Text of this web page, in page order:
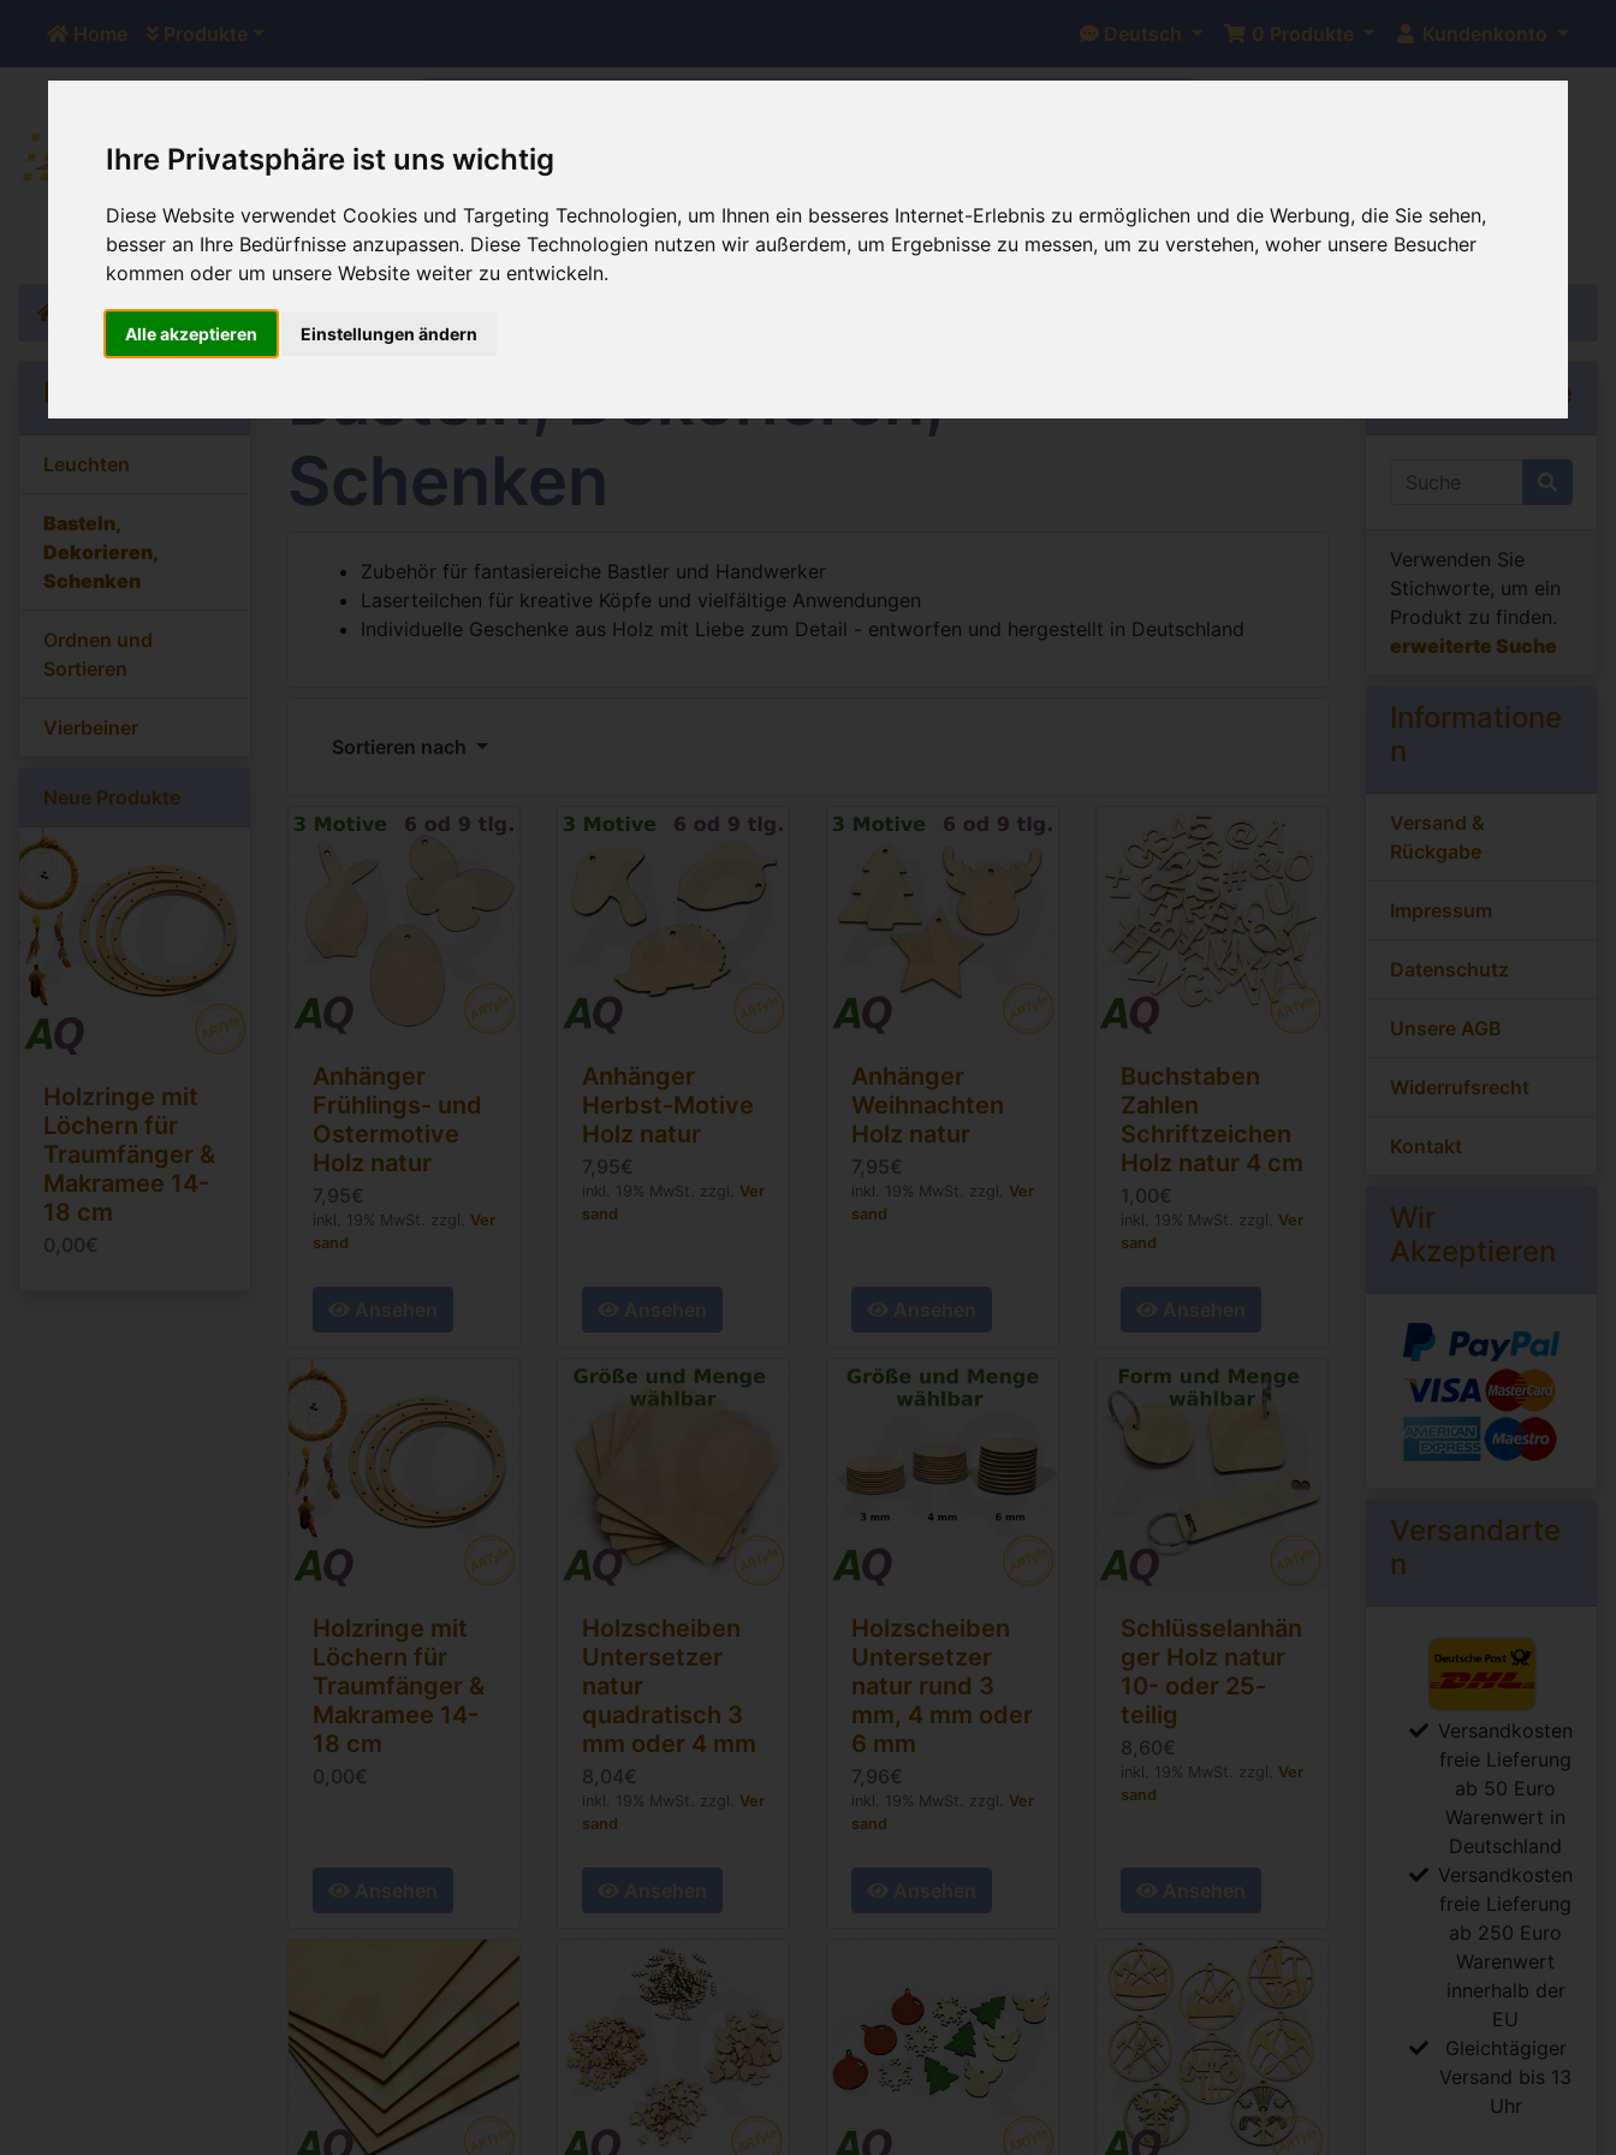
Ihre Privatsphäre ist uns wichtig
Diese Website verwendet Cookies und Targeting Technologien, um Ihnen ein besseres Internet-Erlebnis zu ermöglichen und die Werbung, die Sie sehen,
besser an Ihre Bedürfnisse anzupassen. Diese Technologien nutzen wir außerdem, um Ergebnisse zu messen, um zu verstehen, woher unsere Besucher
kommen oder um unsere Website weiter zu entwickeln.
Alle akzeptieren Einstellungen ändern
Home Produkte Deutsch 0 Produkte Kundenkonto
Weiteres bearbeitet.
HomeKatalog Basteln, Dekorieren, Schenken
Basteln, Dekorieren,
Schenken
Zubehör für fantasiereiche Bastler und Handwerker
Laserteilchen für kreative Köpfe und vielfältige Anwendungen
Individuelle Geschenke aus Holz mit Liebe zum Detail - entworfen und hergestellt in Deutschland
Sortieren nach
Anhänger
Frühlings- und
Ostermotive
Holz natur
7,95€
inkl. 19% MwSt. zzgl. Ver
sand
Ansehen
Anhänger
Herbst-Motive
Holz natur
7,95€
inkl. 19% MwSt. zzgl. Ver
sand
Ansehen
Anhänger
Weihnachten
Holz natur
7,95€
inkl. 19% MwSt. zzgl. Ver
sand
Ansehen
Buchstaben
Zahlen
Schriftzeichen
Holz natur 4 cm
1,00€
inkl. 19% MwSt. zzgl. Ver
sand
Ansehen
Holzringe mit
Löchern für
Traumfänger &
Makramee 14-
18 cm
0,00€
Ansehen
Holzscheiben
Untersetzer
natur
quadratisch 3
mm oder 4 mm
8,04€
inkl. 19% MwSt. zzgl. Ver
sand
Ansehen
Holzscheiben
Untersetzer
natur rund 3
mm, 4 mm oder
6 mm
7,96€
inkl. 19% MwSt. zzgl. Ver
sand
Ansehen
Schlüsselanhän
ger Holz natur
10- oder 25-
teilig
8,60€
inkl. 19% MwSt. zzgl. Ver
sand
Ansehen
Kategorien
Leuchten
Basteln,
Dekorieren,
Schenken
Ordnen und
Sortieren
Vierbeiner
Neue Produkte
Holzringe mit
Löchern für
Traumfänger &
Makramee 14-
18 cm
0,00€
Schnellsuche
Verwenden Sie
Stichworte, um ein
Produkt zu finden.
erweiterte Suche
Informatione
n
Versand &
Rückgabe
Impressum
Datenschutz
Unsere AGB
Widerrufsrecht
Kontakt
Wir
Akzeptieren
Versandarte
n
Versandkosten
freie Lieferung
ab 50 Euro
Warenwert in
Deutschland
Versandkosten
freie Lieferung
ab 250 Euro
Warenwert
innerhalb der
EU
Gleichtägiger
Versand bis 13
Uhr